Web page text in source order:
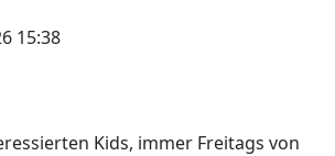
15:38
Kids, immer Freitags von